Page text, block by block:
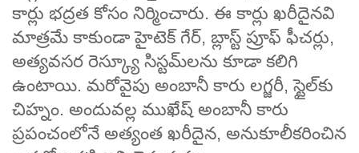
కార్లు భద్రత కోసం నిర్మించారు. ఈ కార్లు ఖరీదైనవి
మాత్రమే కాకుండా హైటెక్ గేర్, బ్లాస్ట్ ప్రూఫ్ ఫీచర్లు,
అత్యవసర రెస్క్యూ సిస్టమ్‌లను కూడా కలిగి
ఉంటాయి. మరోవైపు అంబానీ కారు లగ్జరీ, స్టైల్‌కు
చిహ్నం. అందువల్ల ముఖేష్ అంబానీ కారు
ప్రపంచంలోనే అత్యంత ఖరీదైన, అనుకూలీకరించిన